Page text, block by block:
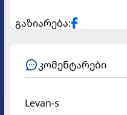
გაზიარება:
კომენტარები
Levan-s